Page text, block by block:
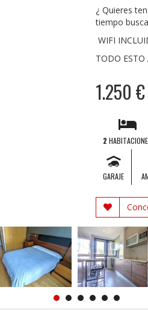
¿ Quieres
tiempo
WIFI
TODO ESTO
1.250
2
GARAJE